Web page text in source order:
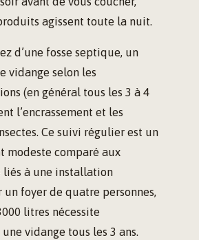
agissent toute la nuit.
d’une fosse septique, un
vidange selon les
(en général tous les 3 à 4
l’encrassement et les
Ce suivi régulier est un
modeste comparé aux
liés à une installation
un foyer de quatre personnes,
litres nécessite
vidange tous les 3 ans.